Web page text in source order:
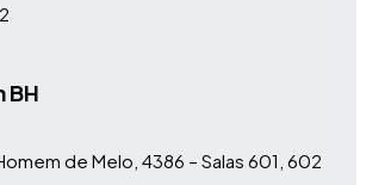
BH
de Melo, 4386 – Salas 601, 602